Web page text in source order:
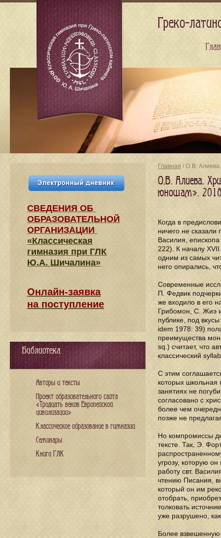
Главная / О. В.
О. В. Алиева.
юношам».
Когда в
ничего не
Василия,
222). К началу
одним из самых
него опирались,
Современные
П. Федвик
же входило в его
Грибомон, С. Жиэ
публике, под
idem 1978: 39)
преимущества
sq.) считает, что
классический
С этим
которых школьная
занятиях не
согласовано с
более чем
позже не
Но компромиссы
тексте. Так, Э.
угрозу, которую
работу свт.
чтению Писания,
который он им
отобрать,
толковать
уже разрушено,
Более взвешенную
СВЕДЕНИЯ​ ОБ
ОБРАЗОВАТЕЛЬНОЙ
ОРГАНИЗАЦИИ
«Классическая
гимназия при ГЛК
Ю.А. Шичалина»
Онлайн-заявка
на поступление
Библиотека
Авторы и тексты
Проект образовательного сайта
«Тридцать веков Европейской
цивилизации»
Классическое образование в гимназии
Семинары
Книги ГЛК
Греко-